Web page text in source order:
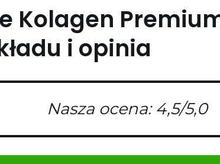
Kolagen
i opinia
Nasza ocena: 4,5/5,0